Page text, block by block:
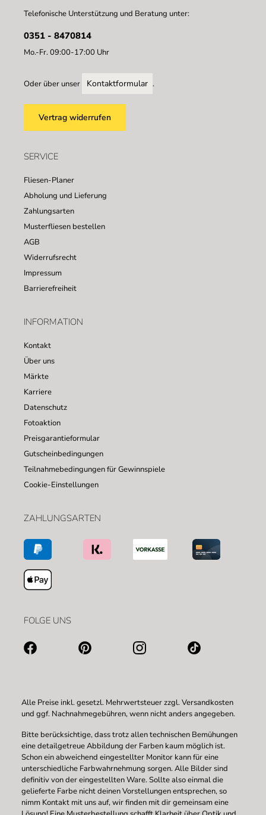
Telefonische Unterstützung und Beratung unter:
0351 - 8470814
Mo.-Fr. 09:00-17:00 Uhr
Oder über unser Kontaktformular .
Vertrag widerrufen
SERVICE
Fliesen-Planer
Abholung und Lieferung
Zahlungsarten
Musterfliesen bestellen
AGB
Widerrufsrecht
Impressum
Barrierefreiheit
INFORMATION
Kontakt
Über uns
Märkte
Karriere
Datenschutz
Fotoaktion
Preisgarantieformular
Gutscheinbedingungen
Teilnahmebedingungen für Gewinnspiele
Cookie-Einstellungen
ZAHLUNGSARTEN
FOLGE UNS
Alle Preise inkl. gesetzl. Mehrwertsteuer zzgl.Versandkosten
und ggf. Nachnahmegebühren, wenn nicht anders angegeben.
Bitte berücksichtige, dass trotz allen technischen Bemühungen
eine detailgetreue Abbildung der Farben kaum möglich ist.
Schon ein abweichend eingestellter Monitor kann für eine
unterschiedliche Farbwahrnehmung sorgen. Alle Bilder sind
definitiv von der eingestellten Ware. Sollte also einmal die
gelieferte Farbe nicht deinen Vorstellungen entsprechen, so
nimm Kontakt mit uns auf, wir finden mit dir gemeinsam eine